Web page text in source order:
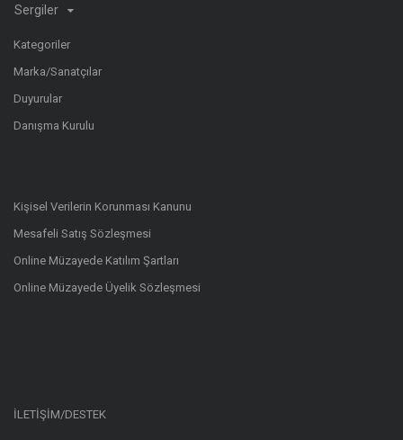
Sergiler
Kategoriler
Marka/Sanatçılar
Duyurular
Danışma Kurulu
Kişisel Verilerin Korunması Kanunu
Mesafeli Satış Sözleşmesi
Online Müzayede Katılım Şartları
Online Müzayede Üyelik Sözleşmesi
İLETİŞİM/DESTEK